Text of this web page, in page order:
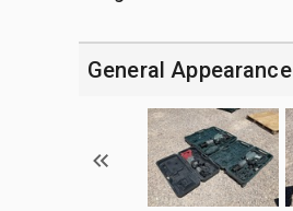
General Appearance